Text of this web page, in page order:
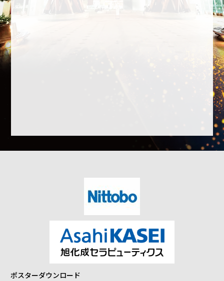
ポスターダウンロード